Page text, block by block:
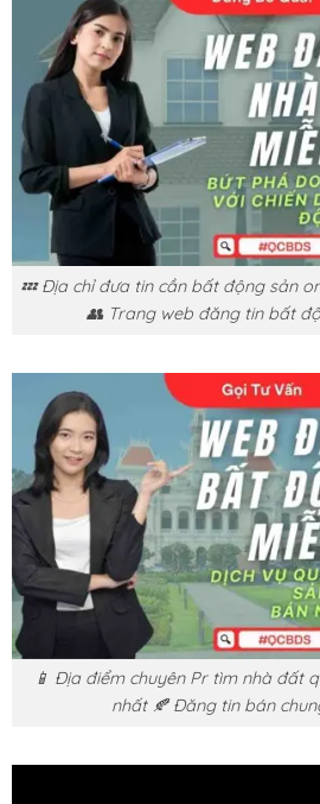
💤 Địa chỉ đưa tin cần bất động sản
👥 Trang web đăng tin bất
📱 Địa điểm chuyên Pr tìm nhà đất
nhất 🍂 Đăng tin bán